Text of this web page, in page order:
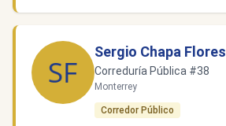
Sergio Chapa Flores
Correduría Pública #38
Monterrey
Corredor Público